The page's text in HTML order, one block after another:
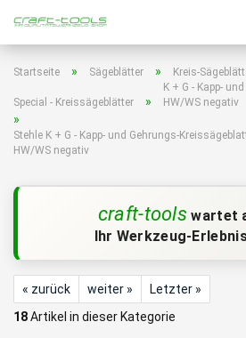
Startseite » Sägeblätter » Kreis-
Special - Kreissägeblätter »
K + G - Kapp-
HW/WS negativ
»
Stehle K + G - Kapp- und Gehrungs-
HW/WS negativ
craft-tools wartet
Ihr Werkzeug-
« zurück weiter »
Letzter »
18Artikel in dieser Kategorie